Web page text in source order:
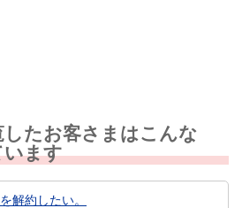
たお客さまはこんな
います
解約したい。